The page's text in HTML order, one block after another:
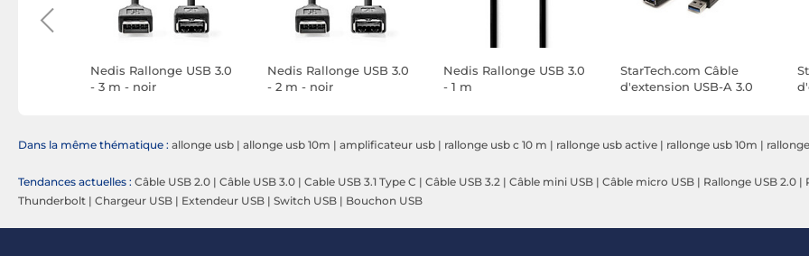
Nedis Rallonge USB 3.0
- 3 m - noir
Nedis Rallonge USB 3.0
- 2 m - noir
Nedis Rallonge USB 3.0
- 1 m
StarTech.com Câble
d'extension USB-A 3.0
Dans la même thématique : allonge usb | allonge usb 10m | amplificateur usb | rallonge usb c 10 m | rallonge usb active | rallonge usb 10m |
Tendances actuelles : Câble USB 2.0 | Câble USB 3.0 | Cable USB 3.1 Type C | Câble USB 3.2 | Câble mini USB | Câble micro USB | Rallonge USB 2.0 |
Thunderbolt | Chargeur USB | Extendeur USB | Switch USB | Bouchon USB